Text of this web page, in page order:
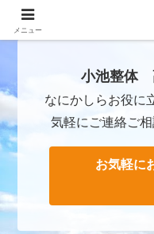
ＪＲ山手線高田馬場駅よ
小池整体
なにかしらお役に
気軽にご連絡ご
お気軽に
メニュー